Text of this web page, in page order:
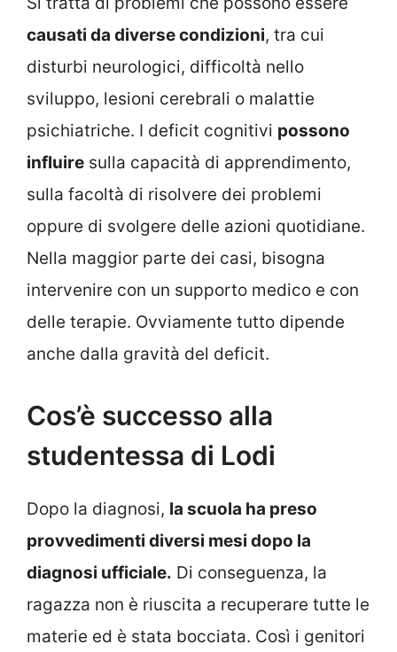
causati da diverse condizioni, tra cui
disturbi neurologici, difficoltà nello
sviluppo, lesioni cerebrali o malattie
psichiatriche. I deficit cognitivi possono
influire sulla capacità di apprendimento,
sulla facoltà di risolvere dei problemi
oppure di svolgere delle azioni quotidiane.
Nella maggior parte dei casi, bisogna
intervenire con un supporto medico e con
delle terapie. Ovviamente tutto dipende
anche dalla gravità del deficit.
Cos’è successo alla
studentessa di Lodi
Dopo la diagnosi, la scuola ha preso
provvedimenti diversi mesi dopo la
diagnosi ufficiale. Di conseguenza, la
ragazza non è riuscita a recuperare tutte le
materie ed è stata bocciata. Così i genitori